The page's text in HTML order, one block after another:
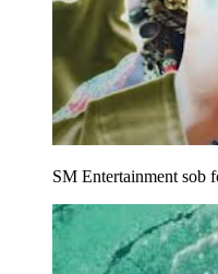
SM Entertainment sob